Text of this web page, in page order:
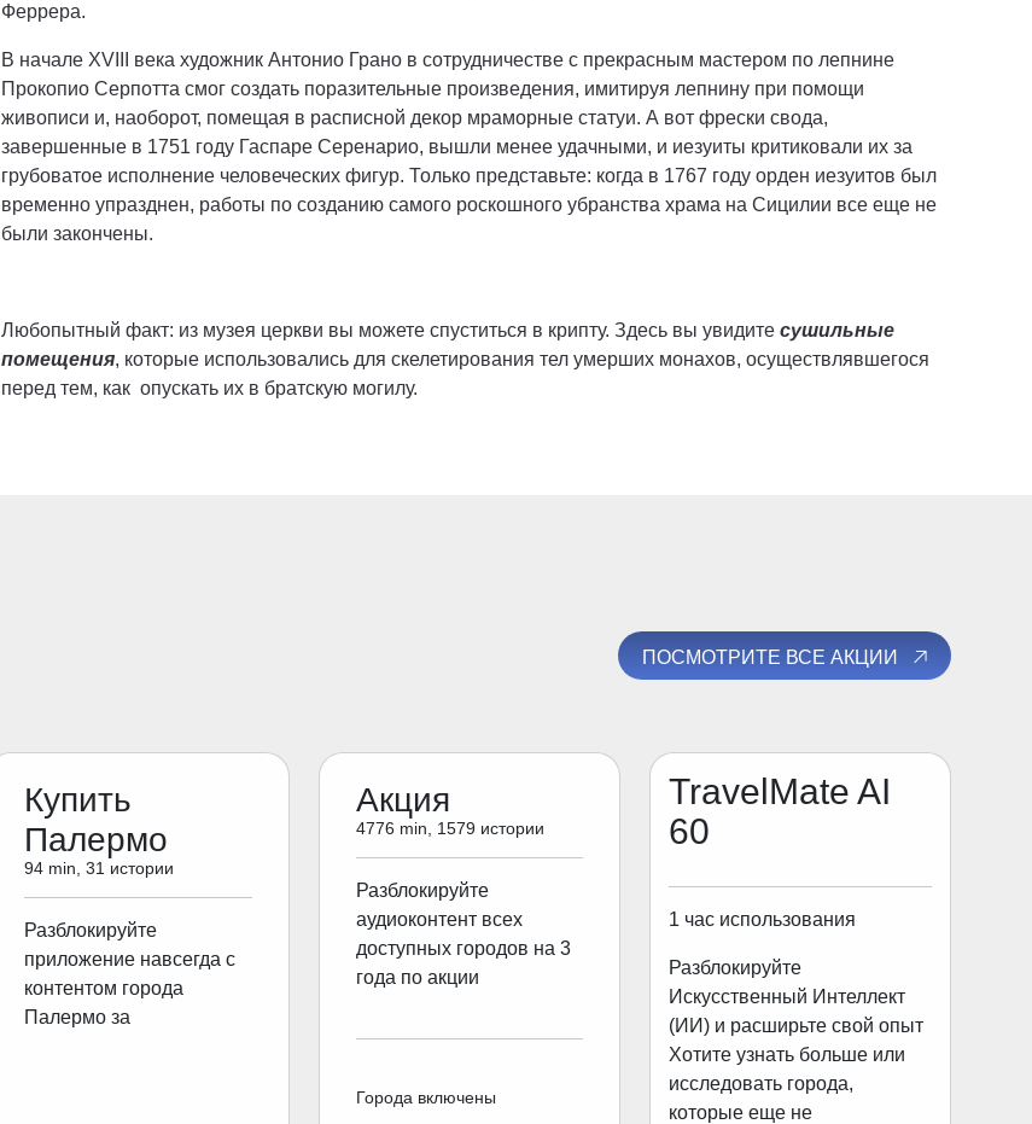
Феррера.
В начале XVIII века художник Антонио Грано в сотрудничестве с прекрасным мастером по лепнине
Прокопио Серпотта смог создать поразительные произведения, имитируя лепнину при помощи
живописи и, наоборот, помещая в расписной декор мраморные статуи. А вот фрески свода,
завершенные в 1751 году Гаспаре Серенарио, вышли менее удачными, и иезуиты критиковали их за
грубоватое исполнение человеческих фигур. Только представьте: когда в 1767 году орден иезуитов был
временно упразднен, работы по созданию самого роскошного убранства храма на Сицилии все еще не
были закончены.
Любопытный факт: из музея церкви вы можете спуститься в крипту. Здесь вы увидитесушильные
помещения, которые использовались для скелетирования тел умерших монахов, осуществлявшегося
перед тем, как опускать их в братскую могилу.
ПОСМОТРИТЕ ВСЕ АКЦИИ
Купить
Палермо
94 min, 31 истории
Разблокируйте
приложение навсегда с
контентом города
Палермо за
Акция
4776 min, 1579 истории
Разблокируйте
аудиоконтент всех
доступных городов на 3
года по акции
Города включены
TravelMate AI
60
1 час использования
Разблокируйте
Искусственный Интеллект
(ИИ) и расширьте свой опыт
Хотите узнать больше или
исследовать города,
которые еще не